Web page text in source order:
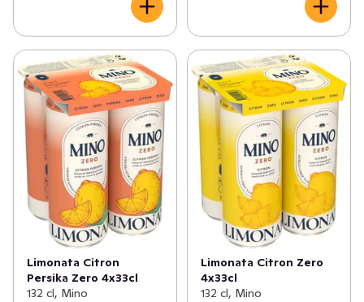
Limonata Citron
Persika Zero 4x33cl
132 cl, Mino
Limonata Citron Zero
4x33cl
132 cl, Mino